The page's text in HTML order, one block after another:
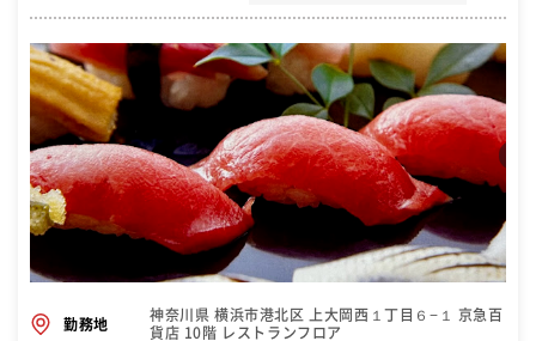
勤務地
神奈川県 横浜市港北区 上大岡西１丁目６−１ 京急百
貨店 10階 レストランフロア